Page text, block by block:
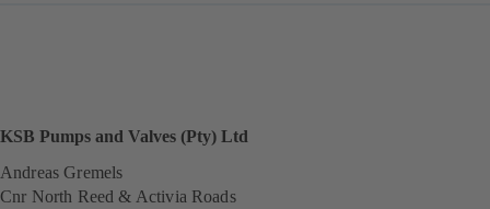
KSB Pumps and Valves (Pty) Ltd
Andreas Gremels
Cnr North Reed & Activia Roads